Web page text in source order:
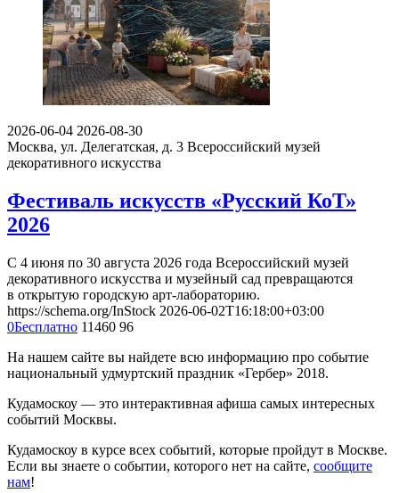
2026-06-04 2026-08-30
Москва, ул. Делегатская, д. 3 Всероссийский музей
декоративного искусства
Фестиваль искусств «Русский КоТ»
2026
С 4 июня по 30 августа 2026 года Всероссийский музей
декоративного искусства и музейный сад превращаются
в открытую городскую арт-лабораторию.
https://schema.org/InStock 2026-06-02T16:18:00+03:00
0Бесплатно 11460 96
На нашем сайте вы найдете всю информацию про событие
национальный удмуртский праздник «Гербер» 2018.
Кудамоскоу — это интерактивная афиша самых интересных
событий Москвы.
Кудамоскоу в курсе всех событий, которые пройдут в Москве.
Если вы знаете о событии, которого нет на сайте, сообщите
нам!